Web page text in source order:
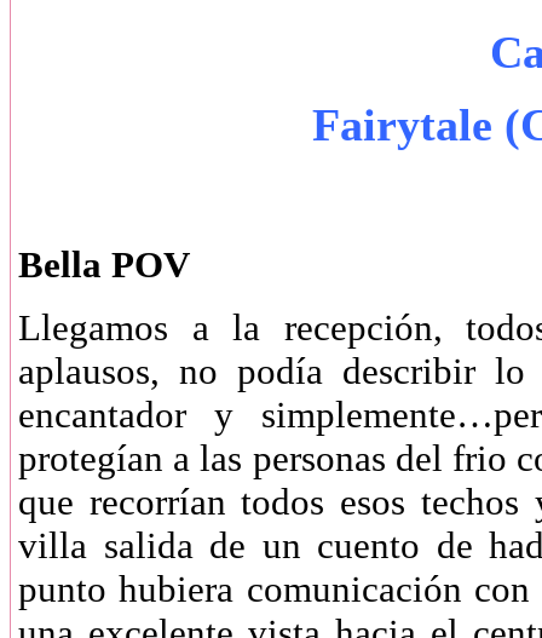
Fairytale
Bella POV
Llegamos a la recepción,
aplausos, no podía describir
encantador y
protegían a las personas del frio
que recorrían todos esos
villa salida de un cuento de
punto hubiera comunicación